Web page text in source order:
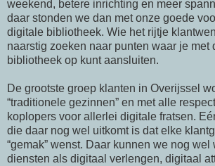
weekend, betere inrichting en meer
daar stonden we dan met onze goede
digitale bibliotheek. Wie het rijtje
naarstig zoeken naar punten waar je met
bibliotheek op kunt aansluiten.
De grootste groep klanten in Overijssel
“traditionele gezinnen” en met alle
koplopers voor allerlei digitale fratsen.
die daar nog wel uitkomt is dat elke
“gemak” wenst. Daar kunnen we nog wel
diensten als digitaal verlengen, digitaal